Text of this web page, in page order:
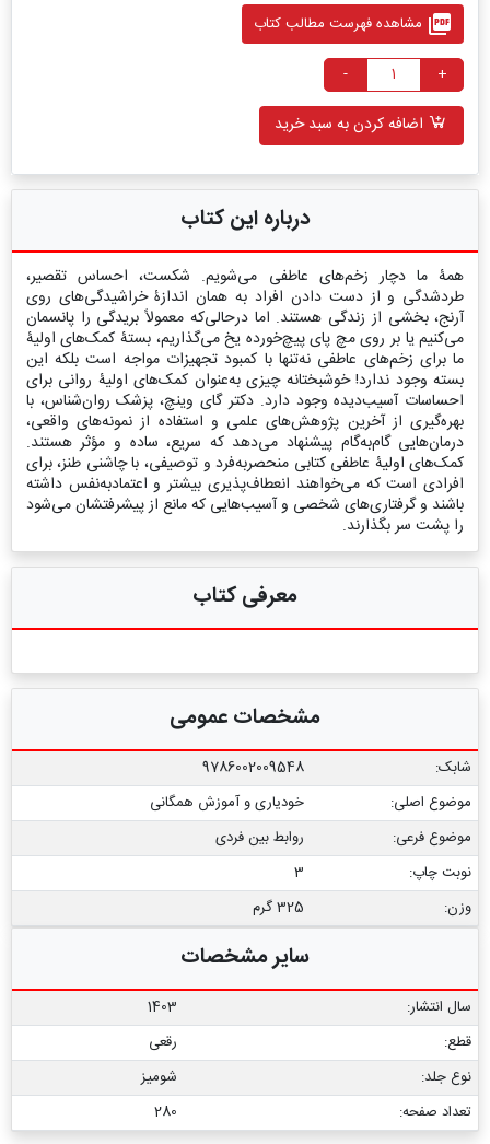
picture_as_pdf مشاهده فهرست مطالب کتاب
+
-
اضافه کردن به سبد خرید
درباره این کتاب
همۀ ما دچار زخم‌های عاطفی می‌شویم. شکست، احساس تقصیر،
طردشدگی و از دست دادن افراد به همان اندازۀ خراشیدگی‌های روی
آرنج، بخشی از زندگی هستند. اما درحالی‌که معمولاً بریدگی را پانسمان
می‌کنیم یا بر روی مچ پای پیچ‌خورده یخ می‌گذاریم، بستۀ کمک‌های اولیۀ
ما برای زخم‌های عاطفی نه‌تنها با کمبود تجهیزات مواجه است بلکه این
بسته وجود ندارد! خوشبختانه چیزی به‌عنوان کمک‌های اولیۀ روانی برای
احساسات آسیب‌دیده وجود دارد. دکتر گای وینچ، پزشک روان‌شناس، با
بهره‌گیری از آخرین پژوهش‌های علمی و استفاده از نمونه‌های واقعی،
درمان‌هایی گام‌به‌گام پیشنهاد می‌دهد که سریع، ساده و مؤثر هستند.
کمک‌های اولیۀ عاطفی کتابی منحصربه‌فرد و توصیفی، با چاشنی طنز، برای
افرادی است که می‌خواهند انعطاف‌پذیری بیشتر و اعتمادبه‌نفس داشته
باشند و گرفتاری‌های شخصی و آسیب‌هایی که مانع از پیشرفتشان می‌شود
را پشت سر بگذارند.
معرفی کتاب
مشخصات عمومی
شابک:
9786002009548
موضوع اصلی:
خودیاری و آموزش همگانی
موضوع فرعی:
روابط بین فردی
نوبت چاپ:
3
وزن:
325 گرم
سایر مشخصات
سال انتشار:
1403
قطع:
رقعی
نوع جلد:
شومیز
تعداد صفحه:
280